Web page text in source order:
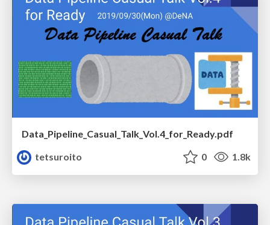
Data_Pipeline_Casual_Talk_Vol.4_for_Ready.pdf
tetsuroito
0 1.8k